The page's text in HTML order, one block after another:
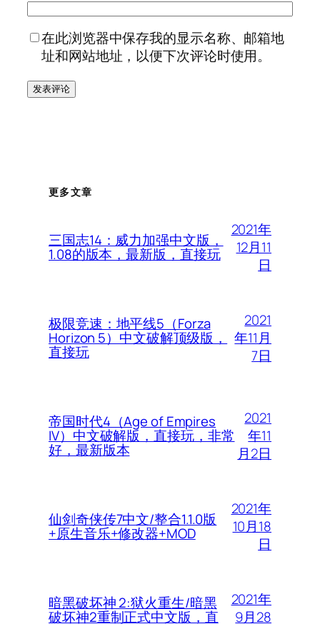
在此浏览器中保存我的显示名称、邮箱地
址和网站地址，以便下次评论时使用。
更多文章
三国志14：威力加强中文版，
1.08的版本，最新版，直接玩
2021年
12月11
日
极限竞速：地平线5（Forza
Horizon 5）中文破解顶级版，
直接玩
2021
年11月
7日
帝国时代4（Age of Empires
IV）中文破解版，直接玩，非常
好，最新版本
2021
年11
月2日
仙剑奇侠传7中文/整合1.1.0版
+原生音乐+修改器+MOD
2021年
10月18
日
暗黑破坏神 2:狱火重生/暗黑
破坏神2重制正式中文版，直
2021年
9月28